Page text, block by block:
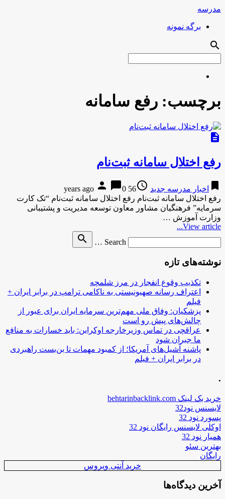
مدرسه
برگه نمونه
search
برچسب: رفع سامانه
description
رفع اختلال سامانه ثبت‌نام
bookmark اخبار مدرسه جدید access_time
56 years ago
person chat_bubble0
رفع اختلال سامانه ثبت‌نام رفع اختلال سامانه ثبت‌نام “تک کارت
سرمایه” فرهنگیان مشاور معاون توسعه مدیریت و پشتیبانی
وزارت آموزش …
View article...
Search …
search
نوشته‌های تازه
تکذیب وقوع انفجار در مرز شلمچه
اعتراف رسانه صهیونیستی به ناکامی ترامپ در برابر ایران +
فیلم
پزشکیان: وفاق ملی مهم‌ترین سرمایه ایران برای عبور از
چالش‌های پیش رو است
عراقچی در تماس وزیرخارجه اوکراین: باید خسارات به منافع
ما جبران شود
پاشنه آشیل‌های آمریکا؛ از کمبود مهمات تا بن‌بست راهبردی
در برابر ایران + فیلم
.
خرید بک لینک behtarinbacklink.com
لایسنس نود32
پسورد نود 32
اوکلی لایسنس رایگان نود 32
همیار نود 32
بهترین سئو
رایگان
خرید آنتی ویروس
آخرین دیدگاه‌ها